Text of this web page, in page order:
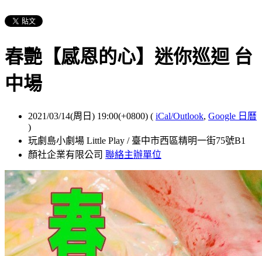
春艷【感恩的心】迷你巡迴 台
中場
2021/03/14(周日) 19:00(+0800) ( iCal/Outlook, Google 日曆
)
玩劇島小劇場 Little Play / 臺中市西區精明一街75號B1
顏社企業有限公司 聯絡主辦單位